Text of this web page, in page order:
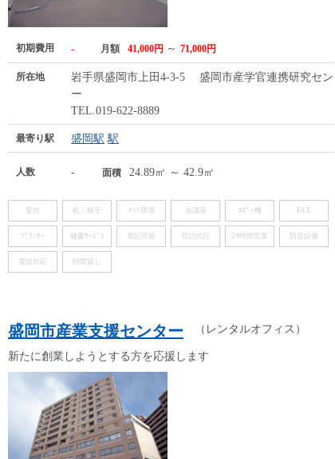
初期費用 - 月額 41,000円 ～ 71,000円
所在地
岩手県盛岡市上田4-3-5 盛岡市産学官連携研究セン
ー
TEL.019-622-8889
最寄り駅 盛岡駅 駅
人数 - 面積 24.89㎡ ～ 42.9㎡
受付 机・椅子 ﾈｯﾄ環境 会議室 ｺﾋﾟｰ機 FAX
ﾌﾟﾘﾝﾀｰ 秘書ｻｰﾋﾞｽ 登記可能 登記代行 24時間営業 防音設備
電話対応 時間貸し
盛岡市産業支援センター （レンタルオフィス）
新たに創業しようとする方を応援します